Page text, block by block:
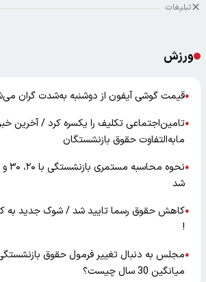
تبلیغات
ورزش
●قیمت گوشی آیفون از دوشنبه به‌شدت گران‌
●تامین‌اجتماعی تکلیف را یکسره کرد / آخرین
مابه‌التفاوت حقوق بازنشستگان
●
شد
●کاهش حقوق رسما تایید شد / شوک جدید به
!
●مجلس به دنبال تغییر فرمول حقوق
میانگین 30 سال چیست؟